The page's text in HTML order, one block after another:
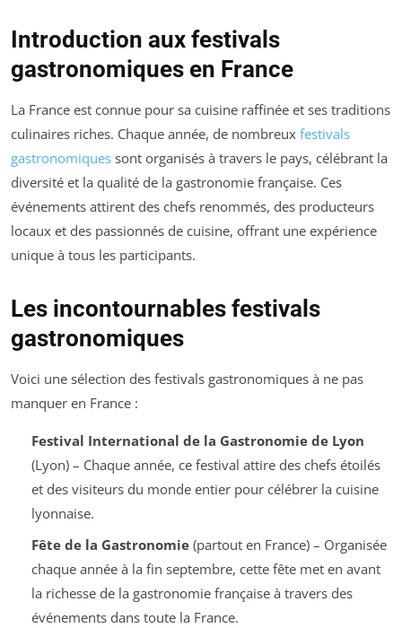
Introduction aux festivals
gastronomiques en France
La France est connue pour sa cuisine raffinée et ses traditions
culinaires riches. Chaque année, de nombreux festivals
gastronomiques sont organisés à travers le pays, célébrant la
diversité et la qualité de la gastronomie française. Ces
événements attirent des chefs renommés, des producteurs
locaux et des passionnés de cuisine, offrant une expérience
unique à tous les participants.
Les incontournables festivals
gastronomiques
Voici une sélection des festivals gastronomiques à ne pas
manquer en France :
Festival International de la Gastronomie de Lyon
(Lyon) – Chaque année, ce festival attire des chefs étoilés
et des visiteurs du monde entier pour célébrer la cuisine
lyonnaise.
Fête de la Gastronomie(partout en France) – Organisée
chaque année à la fin septembre, cette fête met en avant
la richesse de la gastronomie française à travers des
événements dans toute la France.